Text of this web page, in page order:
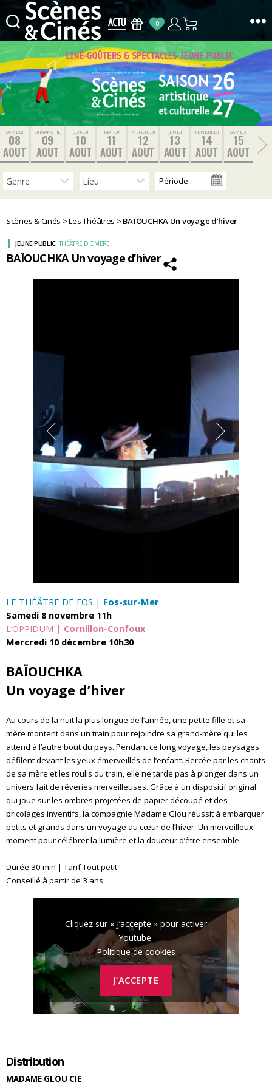
Scènes
&
Cinés
0
SAMEDI
08
AOUT
DIMANCHE
09
AOUT
LUNDI
10
AOUT
MARDI
11
AOUT
MERCREDI
12
AOUT
JEUDI
13
AOUT
VENDREDI
14
AOUT
SAMEDI
15
AOUT
Scènes & Cinés >Les Théâtres > BAÏOUCHKA Un voyage d’hiver
BAÏOUCHKA Un voyage d’hiver
JEUNE PUBLIC THÉÂTRE D'OMBRE
LE THÉÂTRE DE FOS | Fos-sur-Mer
Samedi 8 novembre 11h
L’OPPIDUM | Cornillon-Confoux
Mercredi 10 décembre 10h30
BAÏOUCHKA
Un voyage d’hiver
Au cours de la nuit la plus longue de l’année, une petite fille et sa
mère montent dans un train pour rejoindre sa grand-mère qui les
attend à l’autre bout du pays. Pendant ce long voyage, les paysages
défilent devant les yeux émerveillés de l’enfant. Bercée par les chants
de sa mère et les roulis du train, elle ne tarde pas à plonger dans un
univers fait de rêveries merveilleuses. Grâce à un dispositif original
qui joue sur les ombres projetées de papier découpé et des
bricolages inventifs, la compagnie Madame Glou réussit à embarquer
petits et grands dans un voyage au cœur de l’hiver. Un merveilleux
moment pour célébrer la lumière et la douceur d’être ensemble.
Durée 30 min | Tarif Tout petit
Conseillé à partir de 3 ans
Cliquez sur « J’accepte » pour activer
Youtube
Politique de cookies
J’ACCEPTE
Distribution
MADAME GLOU CIE